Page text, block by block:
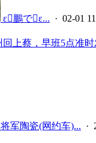
 ε鵬でε... · 02-01
上蔡，早班5点准
军陶瓷(网约车)... ·